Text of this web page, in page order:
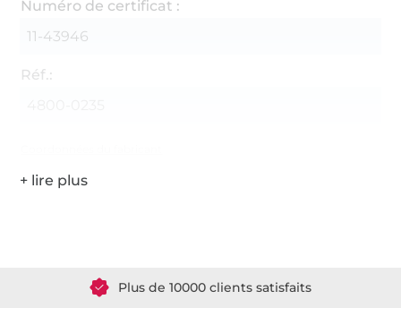
Numéro de certificat :
11-43946
Réf.:
Plus de 10000 clients satisfaits